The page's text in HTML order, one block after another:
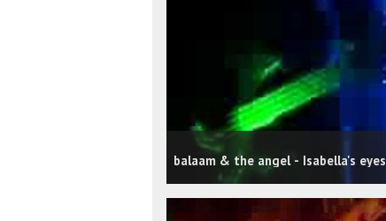
balaam & the angel - Isabella's eyes